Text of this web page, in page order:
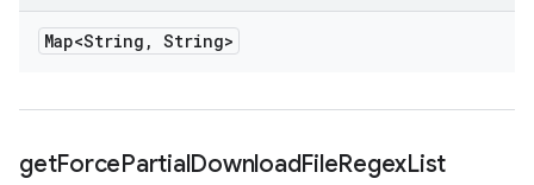
Map<String , String>
getForcePartialDownloadFileRegexList